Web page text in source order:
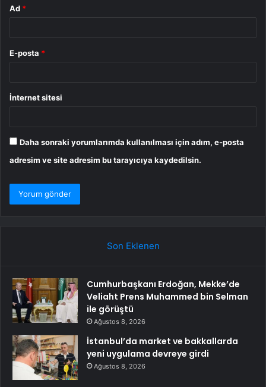
Ad *
E-posta *
İnternet sitesi
Daha sonraki yorumlarımda kullanılması için adım, e-posta
adresim ve site adresim bu tarayıcıya kaydedilsin.
Son Eklenen
Cumhurbaşkanı Erdoğan, Mekke’de
Veliaht Prens Muhammed bin Selman
ile görüştü
Ağustos 8, 2026
İstanbul’da market ve bakkallarda
yeni uygulama devreye girdi
Ağustos 8, 2026